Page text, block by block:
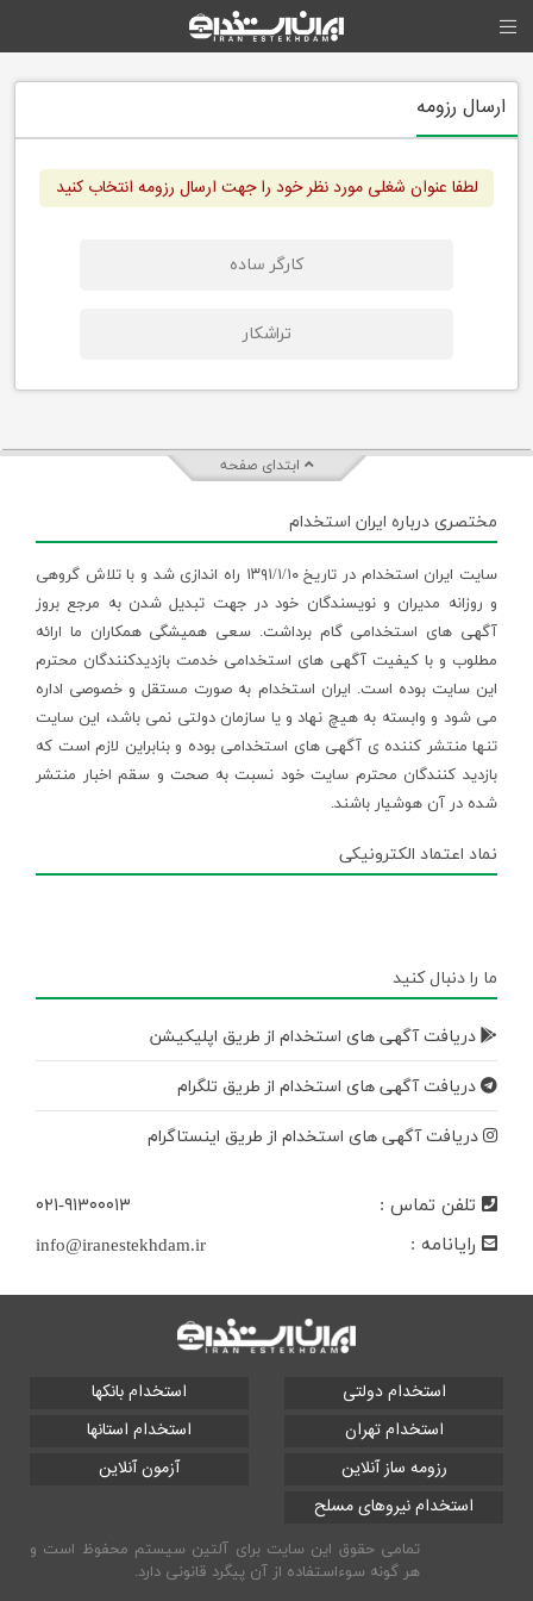
ارسال رزومه
لطفا عنوان شغلی مورد نظر خود را جهت ارسال رزومه انتخاب کنید
کارگر ساده
تراشکار
ابتدای صفحه
مختصری درباره ایران استخدام
سایت ایران استخدام در تاریخ ۱۳۹۱/۱/۱۰ راه اندازی شد و با تلاش گروهی
و روزانه مدیران و نویسندگان خود در جهت تبدیل شدن به مرجع بروز
آگهی های استخدامی گام برداشت. سعی همیشگی همکاران ما ارائه
مطلوب و با کیفیت آگهی های استخدامی خدمت بازدیدکنندگان محترم
این سایت بوده است. ایران استخدام به صورت مستقل و خصوصی اداره
می شود و وابسته به هیچ نهاد و یا سازمان دولتی نمی باشد، این سایت
تنها منتشر کننده ی آگهی های استخدامی بوده و بنابراین لازم است که
بازدید کنندگان محترم سایت خود نسبت به صحت و سقم اخبار منتشر
شده در آن هوشیار باشند.
نماد اعتماد الکترونیکی
ما را دنبال کنید
دریافت آگهی های استخدام از طریق اپلیکیشن
دریافت آگهی های استخدام از طریق تلگرام
دریافت آگهی های استخدام از طریق اینستاگرام
تلفن تماس :
۰۲۱-۹۱۳۰۰۰۱۳
رایانامه :
info@iranestekhdam.ir
استخدام دولتی
استخدام بانکها
استخدام تهران
استخدام استانها
رزومه ساز آنلاین
آزمون آنلاین
استخدام نیروهای مسلح
تمامی حقوق این سایت برای آلتین سیستم محفوظ است و
هر گونه سوءاستفاده از آن پیگرد قانونی دارد.